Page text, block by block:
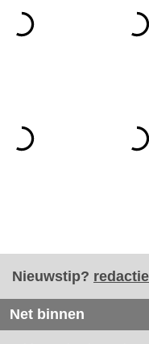
Nieuwstip?
Net binnen